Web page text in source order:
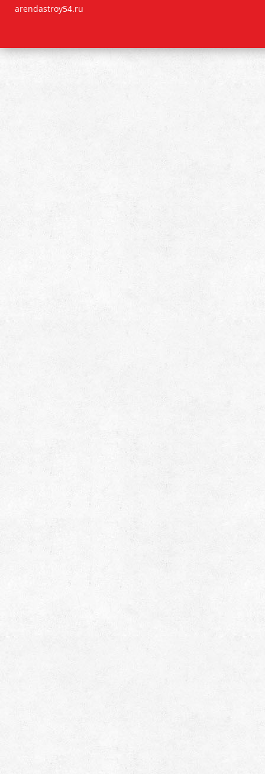
arendastroy54.ru